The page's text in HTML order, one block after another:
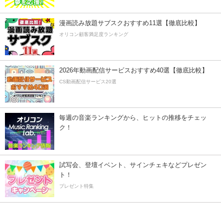
漫画読み放題サブスクおすすめ11選【徹底比較】
オリコン顧客満足度ランキング
2026年動画配信サービスおすすめ40選【徹底比較】
CS動画配信サービス20選
毎週の音楽ランキングから、ヒットの推移をチェッ
ク！
試写会、登壇イベント、サインチェキなどプレゼン
ト！
プレゼント特集